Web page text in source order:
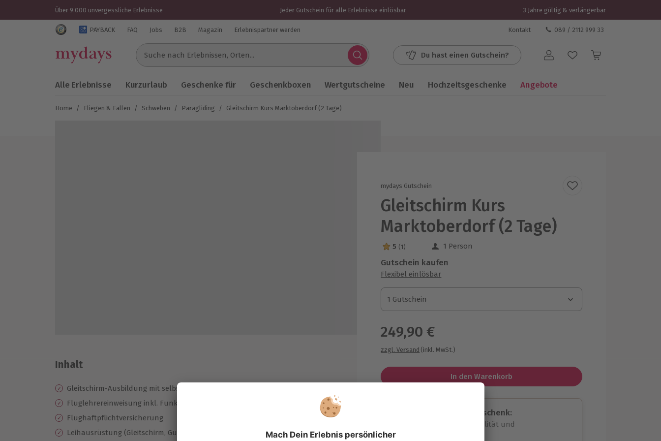
Über 9.000 unvergessliche Erlebnisse Jeder Gutschein für alle Erlebnisse einlösbar 3 Jahre gültig & verlängerbar
Trustedshops Bewertungen für mydays.de
PAYBACK FAQ Jobs B2B Magazin Erlebnispartner werden Kontakt 089 / 2112 999 33
Suche nach Erlebnissen...
Du hast einen Gutschein? Benutzerkonto
Alle Erlebnisse Kurzurlaub Geschenke für Geschenkboxen Wertgutscheine Neu Hochzeitsgeschenke Angebote
Home / Fliegen & Fallen / Schweben / Paragliding / Gleitschirm Kurs Marktoberdorf (2 Tage)
mydays Gutschein
Gleitschirm Kurs
Marktoberdorf (2 Tage)
5 Sterne von 5 aus 1 Bewertungen
5 (1) 1 Person
Gutschein kaufen
Flexibel einlösbar
1 Gutschein
1 Gutschein
1 Gutschein
249,90 €
zzgl. Versand (inkl. MwSt.)
In den Warenkorb
Immer das passende Geschenk:
Große Auswahl, volle Flexibilität und
maximale Sicherheit
Inhalt
Gleitschirm-Ausbildung mit selbständigen Flügen
Fluglehrereinweisung inkl. Funkbetreuung
Flughaftpflichtversicherung
Leihausrüstung (Gleitschirm, Gurtzeug mit Protector, Schutzhelm)